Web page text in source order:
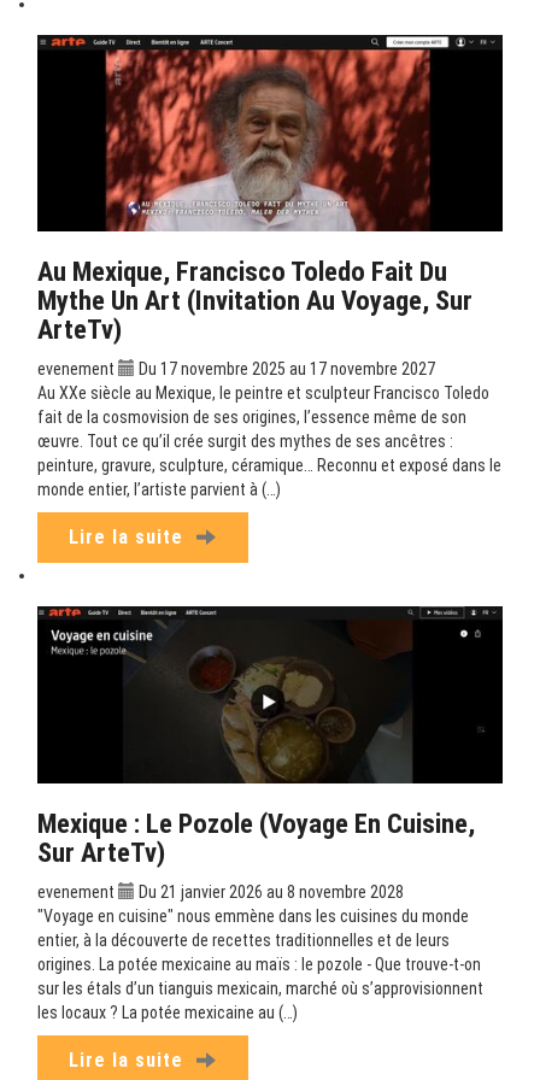
Au Mexique, Francisco Toledo Fait Du
Mythe Un Art (Invitation Au Voyage, Sur
ArteTv)
evenement
Du 17 novembre 2025 au 17 novembre 2027
Au XXe siècle au Mexique, le peintre et sculpteur Francisco Toledo
fait de la cosmovision de ses origines, l’essence même de son
œuvre. Tout ce qu’il crée surgit des mythes de ses ancêtres :
peinture, gravure, sculpture, céramique… Reconnu et exposé dans le
monde entier, l’artiste parvient à (…)
Lire la suite
Mexique : Le Pozole (Voyage En Cuisine,
Sur ArteTv)
evenement
Du 21 janvier 2026 au 8 novembre 2028
"Voyage en cuisine" nous emmène dans les cuisines du monde
entier, à la découverte de recettes traditionnelles et de leurs
origines. La potée mexicaine au maïs : le pozole - Que trouve-t-on
sur les étals d’un tianguis mexicain, marché où s’approvisionnent
les locaux ? La potée mexicaine au (…)
Lire la suite